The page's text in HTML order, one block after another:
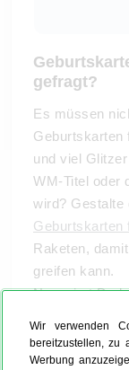
Wir verwenden
bereitzustellen, zu
Werbung
gefragt?
Es müssen
Geburtskarten
und viel
WM-Titel oder
wird? Gestalte
Geburtskarten
Raketen,
greifen kann.
Nun wirst Du
hoch und